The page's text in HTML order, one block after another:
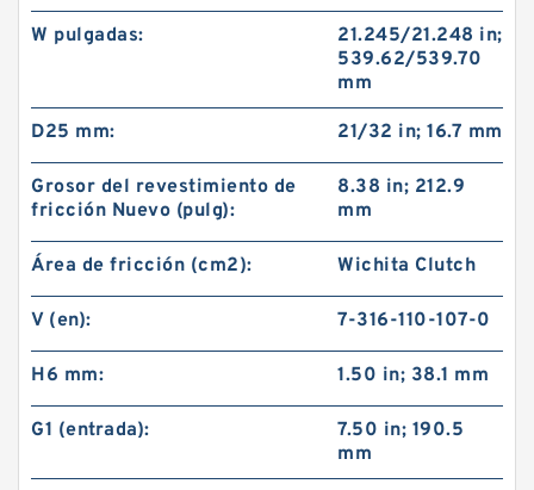
W pulgadas:
21.245/21.248 in;
539.62/539.70
mm
D25 mm: 21/32 in; 16.7 mm
Grosor del revestimiento de
fricción Nuevo (pulg):
8.38 in; 212.9
mm
Área de fricción (cm2): Wichita Clutch
V (en): 7-316-110-107-0
H6 mm: 1.50 in; 38.1 mm
G1 (entrada):
7.50 in; 190.5
mm